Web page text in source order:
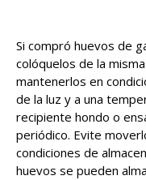
Si compró huevos de
colóquelos de la
mantenerlos en
de la luz y a una
recipiente hondo o
periódico. Evite
condiciones de
huevos se pueden